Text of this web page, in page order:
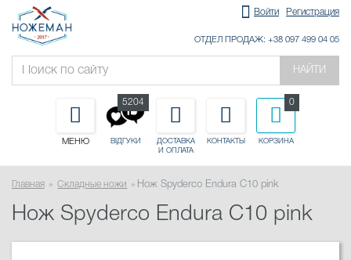
Войти Регистрация
ОТДЕЛ ПРОДАЖ: +38 097 499 04 05
НАЙТИ
МЕНЮ ВІДГУКИ
5204
ДОСТАВКА
И ОПЛАТА
КОНТАКТЫ КОРЗИНА
0
Главная Складные ножи Нож Spyderco Endura C10 pink
Нож Spyderco Endura C10 pink